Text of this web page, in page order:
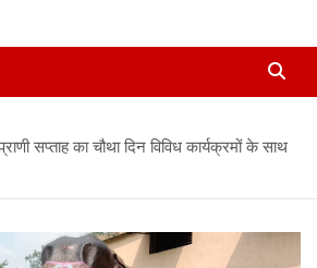
(कॉर्बेट हलचल)
सप्ताह का चौथा दिन विविध कार्यक्रमों के साथ